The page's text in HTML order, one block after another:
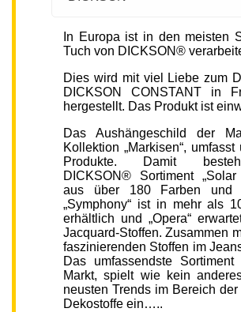
In Europa ist in den meisten
Tuch von DICKSON®
Dies wird mit viel Liebe zum
DICKSON CONSTANT in
hergestellt. Das Produkt ist
Das Aushängeschild der
Kollektion „Markisen“,
Produkte. Damit
DICKSON® Sortiment „Solar
aus über 180 Farben und
„Symphony“ ist in mehr als
erhältlich und „Opera“
Jacquard-Stoffen. Zusammen
faszinierenden Stoffen im
Das umfassendste
Markt, spielt wie kein
neusten Trends im Bereich der
Dekostoffe ein…..